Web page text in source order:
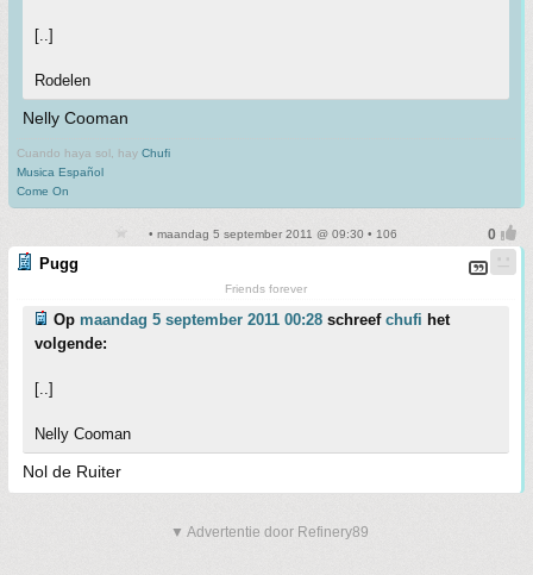
[..]
Rodelen
Nelly Cooman
Cuando haya sol, hay Chufi
Musica Español
Come On
• maandag 5 september 2011 @ 09:30 • 106
Pugg
Friends forever
Op maandag 5 september 2011 00:28 schreef chufi het
volgende:
[..]
Nelly Cooman
Nol de Ruiter
▼ Advertentie door Refinery89